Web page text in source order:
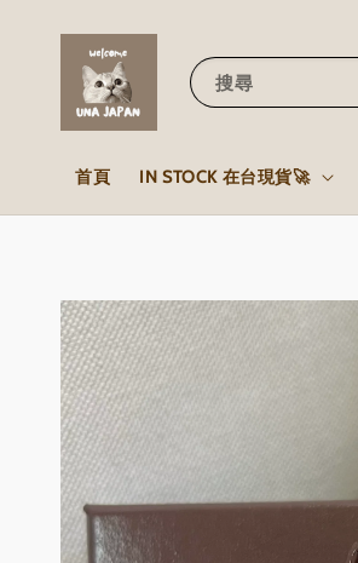
搜尋
首頁 IN STOCK 在台現貨🚀